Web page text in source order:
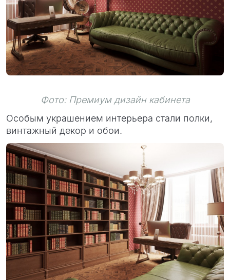
Фото: Премиум дизайн кабинета
Особым украшением интерьера стали полки,
винтажный декор и обои.